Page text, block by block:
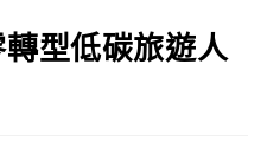
型低碳旅遊人